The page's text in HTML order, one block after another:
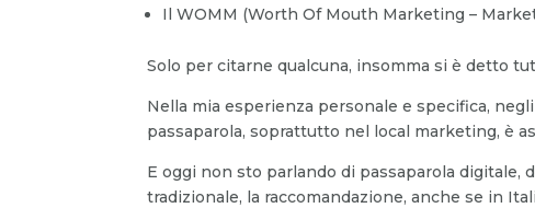
Il WOMM (Worth Of Mouth Marketing –
Solo per citarne qualcuna, insomma si è detto
Nella mia esperienza personale e specifica,
passaparola, soprattutto nel local marketing, è
E oggi non sto parlando di passaparola digitale,
tradizionale, la raccomandazione, anche se in